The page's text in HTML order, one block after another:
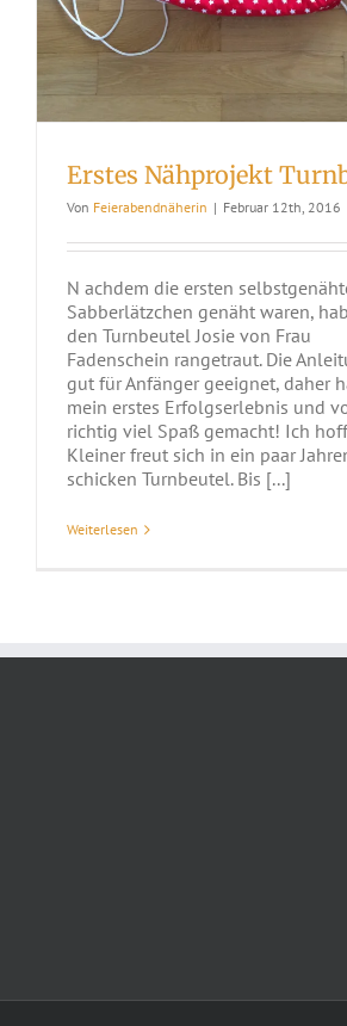
Erstes Nähprojekt
Von Feierabendnäherin | Februar 12th, 2016
N achdem die ersten
Sabberlätzchen genäht waren,
den Turnbeutel Josie von Frau
Fadenschein rangetraut. Die
gut für Anfänger geeignet, daher
mein erstes Erfolgserlebnis und
richtig viel Spaß gemacht! Ich
Kleiner freut sich in ein paar
schicken Turnbeutel. Bis [...]
Weiterlesen